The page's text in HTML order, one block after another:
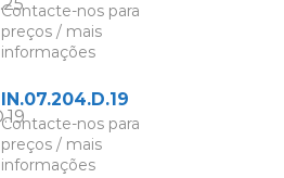
Contacte-nos para
preços / mais
informações
IN.07.204.D.19
Contacte-nos para
preços / mais
informações